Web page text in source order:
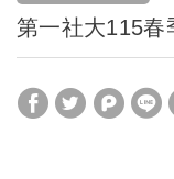
第一社大115春